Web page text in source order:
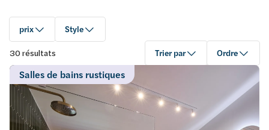
prix Style
résultats Trier par Ordre
Salles de bains rustiques